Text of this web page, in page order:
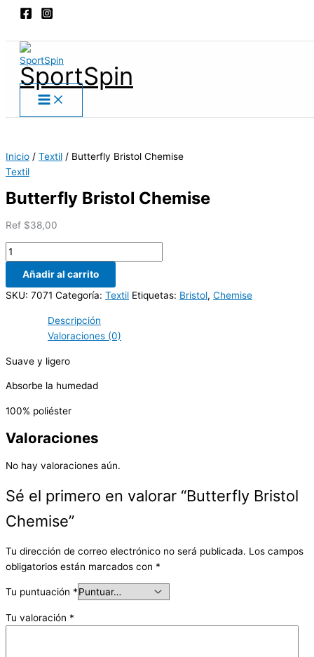
SportSpin
Menu
Inicio / Textil / Butterfly Bristol Chemise
Textil
Butterfly Bristol Chemise
Ref $38,00
Butterfly
Bristol
cantidad
Añadir al carrito
SKU: 7071 Categoría: Textil Etiquetas: Bristol, Chemise
Descripción
Valoraciones (0)
Suave y ligero
Absorbe la humedad
100% poliéster
Valoraciones
No hay valoraciones aún.
Sé el primero en valorar “Butterfly Bristol
Chemise”
Tu dirección de correo electrónico no será publicada. Los campos
obligatorios están marcados con *
Tu puntuación *
Tu valoración *